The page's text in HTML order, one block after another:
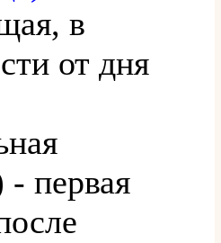
в
от дня
- первая